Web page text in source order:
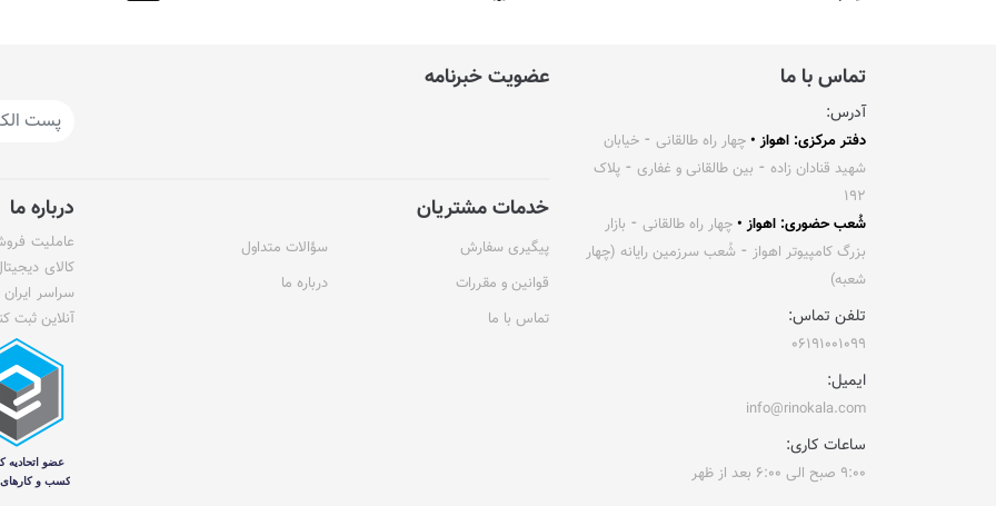
تماس با ما
آدرس:
دفتر مرکزی: اهواز • چهار راه طالقانی ⁃ خیابان
شهید قنادان زاده ⁃ بین طالقانی و غفاری ⁃ پلاک
۱۹۲
شُعب حضوری: اهواز • چهار راه طالقانی ⁃ بازار
بزرگ کامپیوتر اهواز ⁃ شُعب سرزمین رایانه (چهار
شعبه)
تلفن تماس:
۰۶۱۹۱۰۰۱۰۹۹
ایمیل:
info@rinokala.com
ساعات کاری:
۹:۰۰ صبح الی ۶:۰۰ بعد از ظهر
عضویت خبرنامه
خدمات مشتریان
پیگیری سفارش
سؤالات متداول
قوانین و مقررات
درباره ما
تماس با ما
درباره ما
عاملیت
کالای
سراسر
آنلاین ثبت